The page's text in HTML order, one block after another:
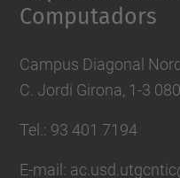
Computadors
Campus Diagonal
C. Jordi Girona, 1-3
Tel.: 93 401 7194
E-mail: